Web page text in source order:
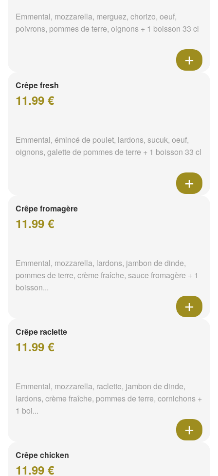
Emmental, mozzarella, merguez, chorizo, oeuf,
poivrons, pommes de terre, oignons + 1 boisson 33 cl
Crêpe fresh
11.99 €
Emmental, émincé de poulet, lardons, sucuk, oeuf,
oignons, galette de pommes de terre + 1 boisson 33 cl
Crêpe fromagère
11.99 €
Emmental, mozzarella, lardons, jambon de dinde,
pommes de terre, crème fraîche, sauce fromagère + 1
boisson...
Crêpe raclette
11.99 €
Emmental, mozzarella, raclette, jambon de dinde,
lardons, crème fraîche, pommes de terre, cornichons +
1 boi...
Crêpe chicken
11.99 €